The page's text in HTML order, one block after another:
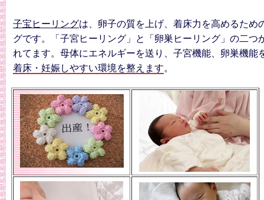
子宝ヒーリングは、卵子の質を上げ、着床力を高めるため
グです。「子宮ヒーリング」と「卵巣ヒーリング」の二つ
れてます。母体にエネルギーを送り、子宮機能、卵巣機能
着床・妊娠しやすい環境を整えます。